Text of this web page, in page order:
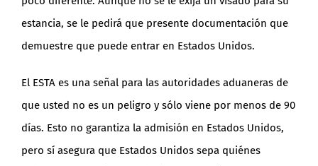
estancia, se le pedirá que presente documentación que
demuestre que puede entrar en Estados Unidos.
El ESTA es una señal para las autoridades aduaneras de
que usted no es un peligro y sólo viene por menos de 90
días. Esto no garantiza la admisión en Estados Unidos,
pero sí asegura que Estados Unidos sepa quiénes